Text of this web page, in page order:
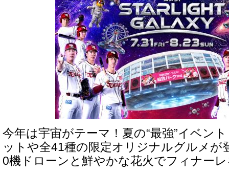
今年は宇宙がテーマ！夏の“最強”イベン
ットや全41種の限定オリジナルグルメが
0機ドローンと鮮やかな花火でフィナー